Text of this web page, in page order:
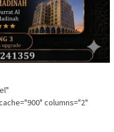
columns="2"